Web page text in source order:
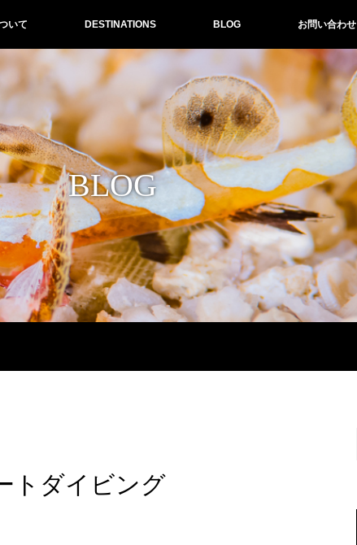
いて DESTINATIONS BLOG お問い合わせ
BLOG
ダイビング